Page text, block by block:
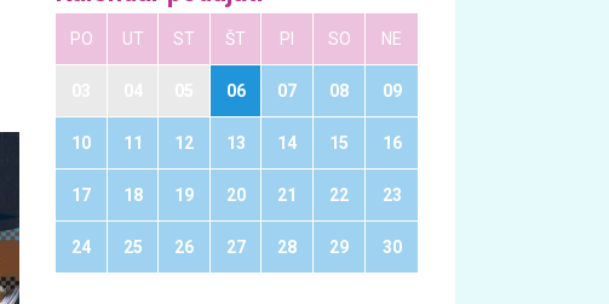
PO UT ST ŠT PI SO NE
06 07 08 09
10 11 12 13 14 15 16
17 18 19 20 21 22 23
24 25 26 27 28 29 30